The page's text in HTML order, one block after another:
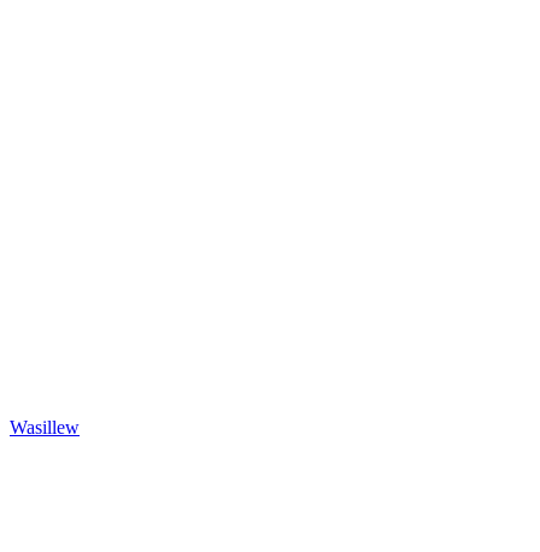
Wasillew